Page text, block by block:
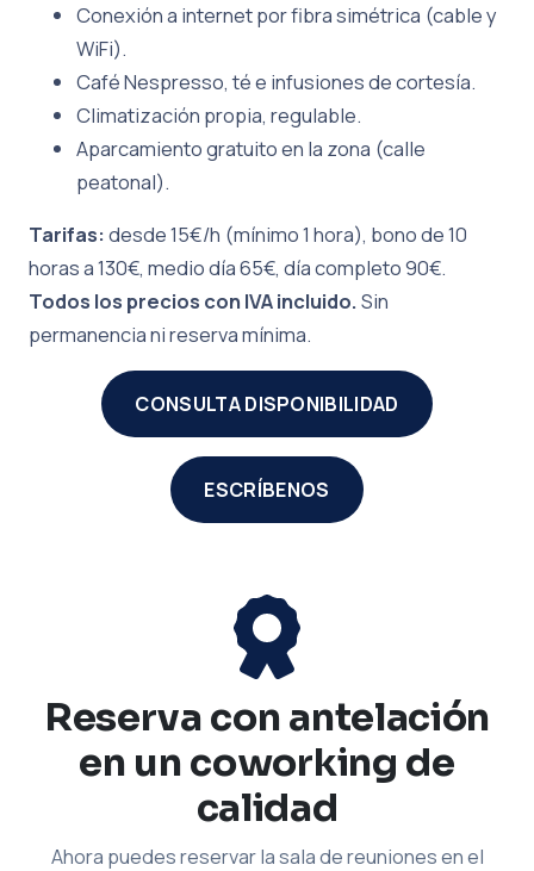
Conexión a internet por fibra simétrica (cable y
WiFi).
Café Nespresso, té e infusiones de cortesía.
Climatización propia, regulable.
Aparcamiento gratuito en la zona (calle
peatonal).
Tarifas: desde 15€/h (mínimo 1 hora), bono de 10
horas a 130€, medio día 65€, día completo 90€.
Todos los precios con IVA incluido. Sin
permanencia ni reserva mínima.
CONSULTA DISPONIBILIDAD
ESCRÍBENOS
Reserva con antelación
en un coworking de
calidad
Ahora puedes reservar la sala de reuniones en el